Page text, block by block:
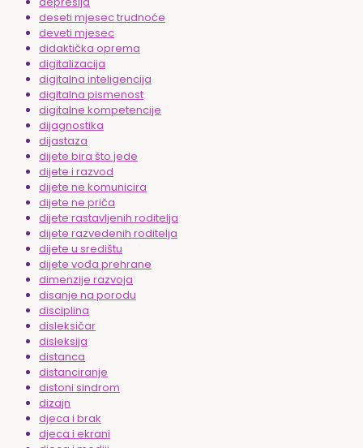
deseti mjesec trudnoće
deveti mjesec
didaktička oprema
digitalizacija
digitalna inteligencija
digitalna pismenost
digitalne kompetencije
dijagnostika
dijastaza
dijete bira što jede
dijete i razvod
dijete ne komunicira
dijete ne priča
dijete rastavljenih roditelja
dijete razvedenih roditelja
dijete u središtu
dijete vođa prehrane
dimenzije razvoja
disanje na porodu
disciplina
disleksičar
disleksija
distanca
distanciranje
distoni sindrom
dizajn
djeca i brak
djeca i ekrani